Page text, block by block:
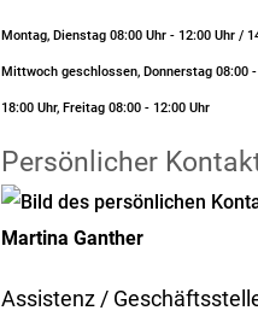
Montag, Dienstag 08:00 Uhr - 12:00 Uhr /
Mittwoch geschlossen, Donnerstag 08:00
18:00 Uhr, Freitag 08:00 - 12:00 Uhr
Persönlicher
Martina Ganther
Assistenz /